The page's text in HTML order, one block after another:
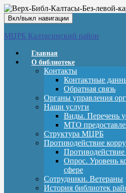
Вкл/выкл навигации
МЦРБ Калтасинский район
Главная
О библиотеке
Контакты
Контактные
Обратная связь
Органы управления
Наши услуги
Виды. Перечень
МТО
Структура МЦРБ
Противодействие
Опрос. Уровень
сфере
Сотрудники. Ветераны
История библиотек